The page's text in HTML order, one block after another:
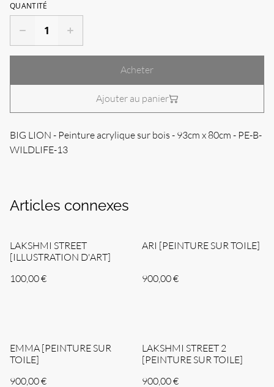
QUANTITÉ
Acheter
Ajouter au panier
BIG LION - Peinture acrylique sur bois - 93cm x 80cm - PE-B-
WILDLIFE-13
Articles connexes
LAKSHMI STREET
[ILLUSTRATION D'ART]
100,00 €
ARI [PEINTURE SUR TOILE]
900,00 €
EMMA [PEINTURE SUR
TOILE]
900,00 €
LAKSHMI STREET 2
[PEINTURE SUR TOILE]
900,00 €